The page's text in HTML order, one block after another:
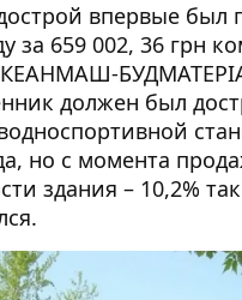
впервые был
за 659 002, 36 грн
должен был
но с момента
здания – 10,2%